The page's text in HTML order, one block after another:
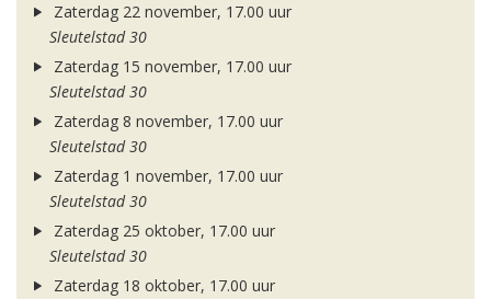
Zaterdag 22 november, 17.00 uur
Sleutelstad 30
Zaterdag 15 november, 17.00 uur
Sleutelstad 30
Zaterdag 8 november, 17.00 uur
Sleutelstad 30
Zaterdag 1 november, 17.00 uur
Sleutelstad 30
Zaterdag 25 oktober, 17.00 uur
Sleutelstad 30
Zaterdag 18 oktober, 17.00 uur